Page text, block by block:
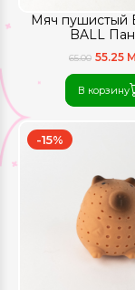
Мяч пушистый
BALL
65.00 55.25
В корзину
-15%